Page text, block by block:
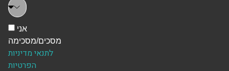
אני
מסכים/מסכימה
לתנאי מדיניות
הפרטיות